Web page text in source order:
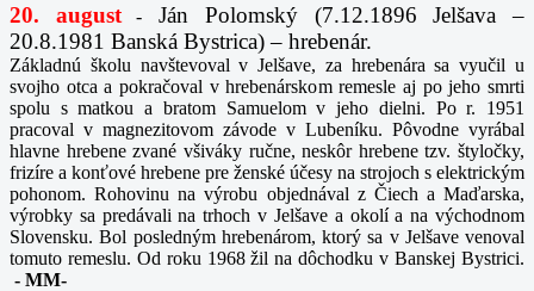
20. august-
Ján Polomský (7.12.1896 Jelšava –
20.8.1981 Banská Bystrica) – hrebenár.
Základnú školu navštevoval v Jelšave, za hrebenára sa vyučil u
svojho otca a pokračoval v hrebenárskom remesle aj po jeho smrti
spolu s matkou a bratom Samuelom v jeho dielni. Po r. 1951
pracoval v magnezitovom závode v Lubeníku. Pôvodne vyrábal
hlavne hrebene zvané všiváky ručne, neskôr hrebene tzv. štyločky,
frizíre a konťové hrebene pre ženské účesy na strojoch s elektrickým
pohonom. Rohovinu na výrobu objednával z Čiech a Maďarska,
výrobky sa predávali na trhoch v Jelšave a okolí a na východnom
Slovensku. Bol posledným hrebenárom, ktorý sa v Jelšave venoval
tomuto remeslu. Od roku 1968 žil na dôchodku v Banskej Bystrici.
- MM-